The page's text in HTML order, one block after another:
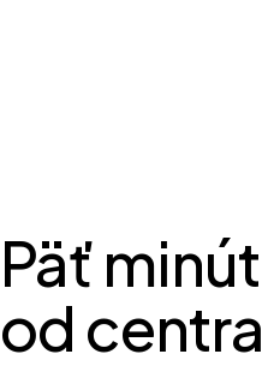
Päť minút
od centra